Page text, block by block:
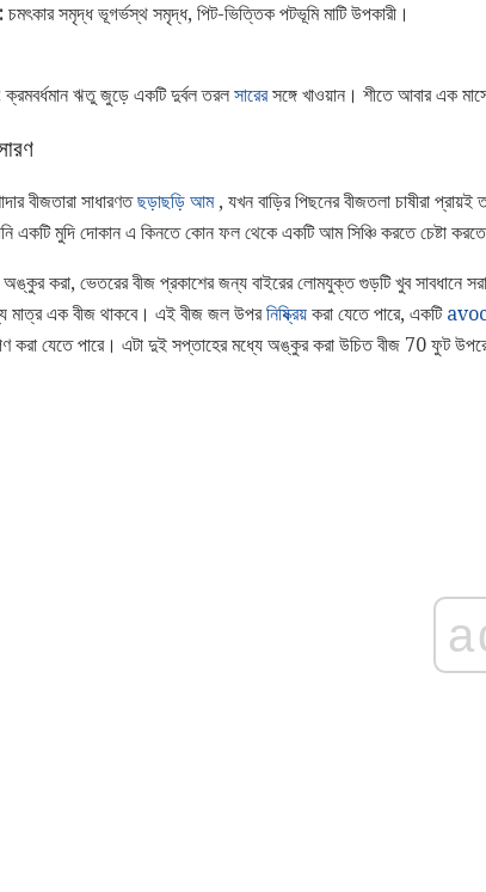
চমৎকার সমৃদ্ধ ভূগর্ভস্থ সমৃদ্ধ, পিট-ভিত্তিক পটভূমি মাটি উপকারী।
ক্রমবর্ধমান ঋতু জুড়ে একটি দুর্বল তরল সারেরসঙ্গে খাওয়ান। শীতে আবার এক
বীজতারা সাধারণতছড়াছড়ি আম, যখন বাড়ির পিছনের বীজতলা চাষীরা
একটি মুদি দোকান এ কিনতে কোন ফল থেকে একটি আম সিঞ্চি করতে চেষ্টা করতে
অঙ্কুর করা, ভেতরের বীজ প্রকাশের জন্য বাইরের লোমযুক্ত গুড়টি খুব সাবধানে
মাত্র এক বীজ থাকবে। এই বীজ জল উপরনিষ্ক্রিয় করা যেতে পারে, একটি
করা যেতে পারে। এটা দুই সপ্তাহের মধ্যে অঙ্কুর করা উচিত বীজ 70 ফুট উপরে